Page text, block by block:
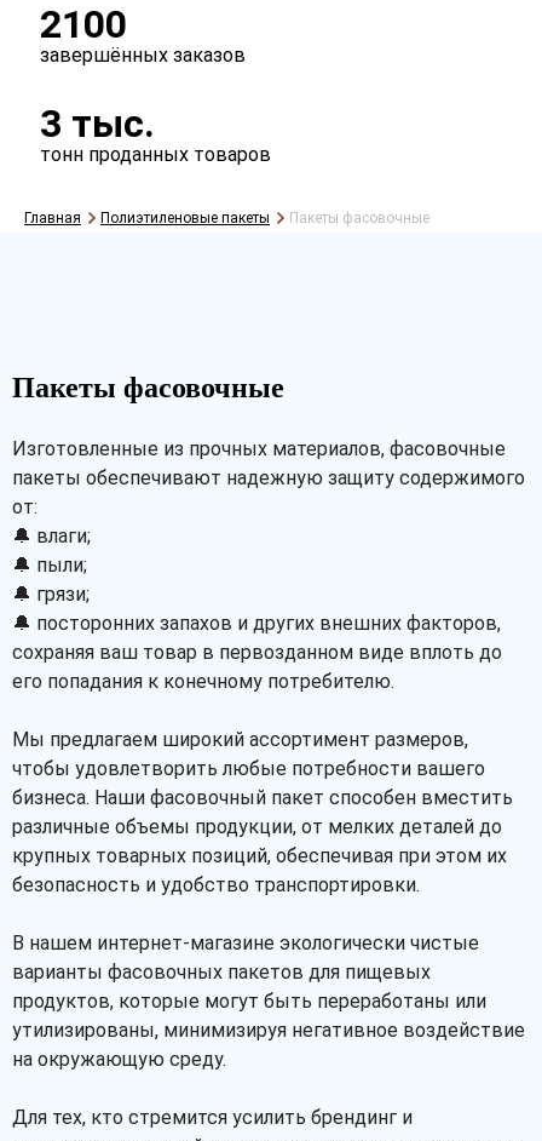
есть
есть
Рассчитать
2100
завершённых заказов
3 тыс.
тонн проданных товаров
Главная Полиэтиленовые пакеты Пакеты фасовочные
Пакеты фасовочные
Изготовленные из прочных материалов, фасовочные
пакеты обеспечивают надежную защиту содержимого
от:
🔔 влаги;
🔔 пыли;
🔔 грязи;
🔔 посторонних запахов и других внешних факторов,
сохраняя ваш товар в первозданном виде вплоть до
его попадания к конечному потребителю.
Мы предлагаем широкий ассортимент размеров,
чтобы удовлетворить любые потребности вашего
бизнеса. Наши фасовочный пакет способен вместить
различные объемы продукции, от мелких деталей до
крупных товарных позиций, обеспечивая при этом их
безопасность и удобство транспортировки.
В нашем интернет-магазине экологически чистые
варианты фасовочных пакетов для пищевых
продуктов, которые могут быть переработаны или
утилизированы, минимизируя негативное воздействие
на окружающую среду.
Для тех, кто стремится усилить брендинг и